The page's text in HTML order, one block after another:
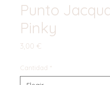
Punto
Pinky
3,00 €
Cantidad *